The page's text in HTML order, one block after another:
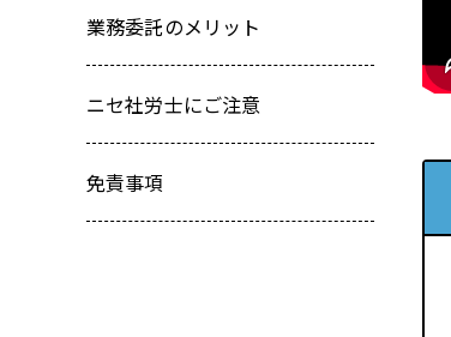
業務委託のメリット
ニセ社労士にご注意
免責事項